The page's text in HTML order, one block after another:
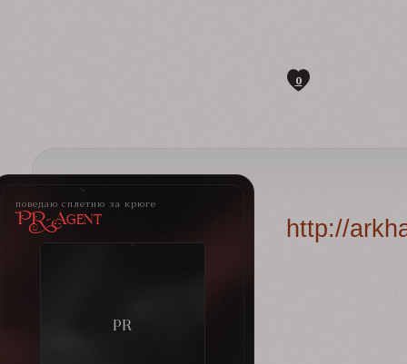
0
поведаю сплетню за крюге
PR-Agent http://